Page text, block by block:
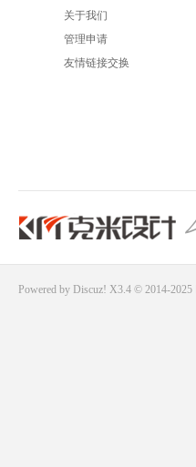
关于我们
管理申请
友情链接交换
Powered by Discuz! X3.4 © 2014-2025